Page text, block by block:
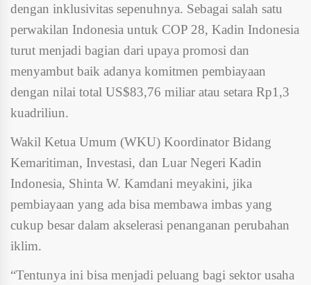
dengan inklusivitas sepenuhnya. Sebagai salah satu
perwakilan Indonesia untuk COP 28, Kadin Indonesia
turut menjadi bagian dari upaya promosi dan
menyambut baik adanya komitmen pembiayaan
dengan nilai total US$83,76 miliar atau setara Rp1,3
kuadriliun.
Wakil Ketua Umum (WKU) Koordinator Bidang
Kemaritiman, Investasi, dan Luar Negeri Kadin
Indonesia, Shinta W. Kamdani meyakini, jika
pembiayaan yang ada bisa membawa imbas yang
cukup besar dalam akselerasi penanganan perubahan
iklim.
“Tentunya ini bisa menjadi peluang bagi sektor usaha